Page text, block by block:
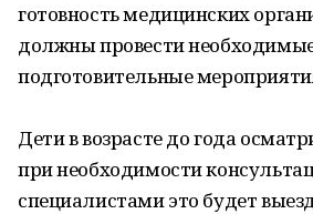
готовность медицинских
должны провести
подготовительные
Дети в возрасте до года
при необходимости
специалистами это будет